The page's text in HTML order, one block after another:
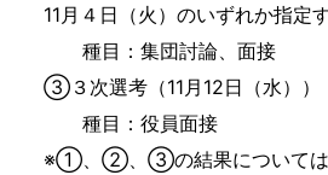
11月４日（火）のいずれか指定す
種目：集団討論、面接
③３次選考（11月12日（水））
種目：役員面接
※①、②、③の結果については